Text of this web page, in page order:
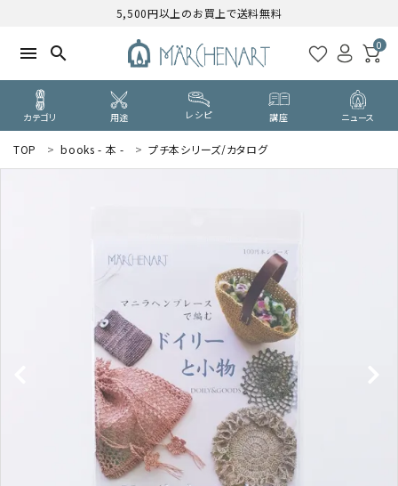
5,500円以上のお買上で送料無料
menu search 0
カテゴリ 用途 レシピ 講座 ニュース
search
新規会員登録
カテゴリーから探す
TOP books - 本 - プチ本シリーズ/カタログ